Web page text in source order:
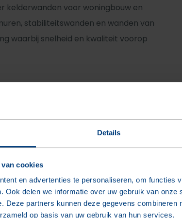
Details
cookies
en advertenties te personaliseren, om functies
Ook delen we informatie over uw gebruik van
Deze partners kunnen deze gegevens combineren
op basis van uw gebruik van hun services.
kelderwanden voor woningbouw en
stabiliteitswanden en wanden van
waarbij snelheid en kwaliteit voorop
en minder bronbemaling
elektradozen met strengen,
75 mm, kunststof doorvoeren
ø 8/150 dubbel) en glasfase beton